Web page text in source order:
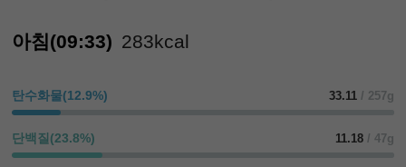
아침(09:33) 283kcal
탄수화물(12.9%) 33.11 / 257g
단백질(23.8%) 11.18 / 47g